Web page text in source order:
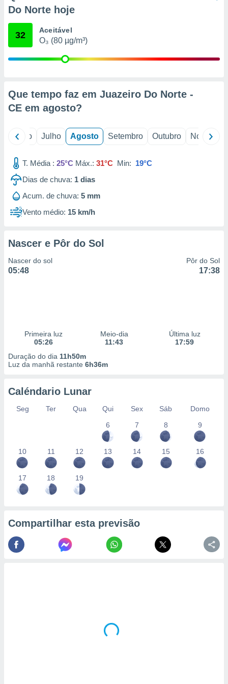
através
estudos
de
1199
Do Norte hoje
32 Aceitável
O₃ (80 µg/m³)
Que tempo faz em Juazeiro Do Norte -
CE em agosto?
Junho Julho Agosto Setembro Outubro Novembro
T. Média : 25°C Máx.: 31°C Min: 19°C
Dias de chuva: 1 dias
Acum. de chuva: 5 mm
Vento médio: 15 km/h
Nascer e Pôr do Sol
Nascer do sol
05:48
Pôr do Sol
17:38
Primeira luz
05:26
Meio-dia
11:43
Última luz
17:59
Duração do dia 11h50m
Luz da manhã restante 6h36m
Caléndario Lunar
Seg Ter Qua Qui Sex Sáb
Domo
6
7 8 9
10 11 12 13 14 15 16
17 18 19
Compartilhar esta previsão